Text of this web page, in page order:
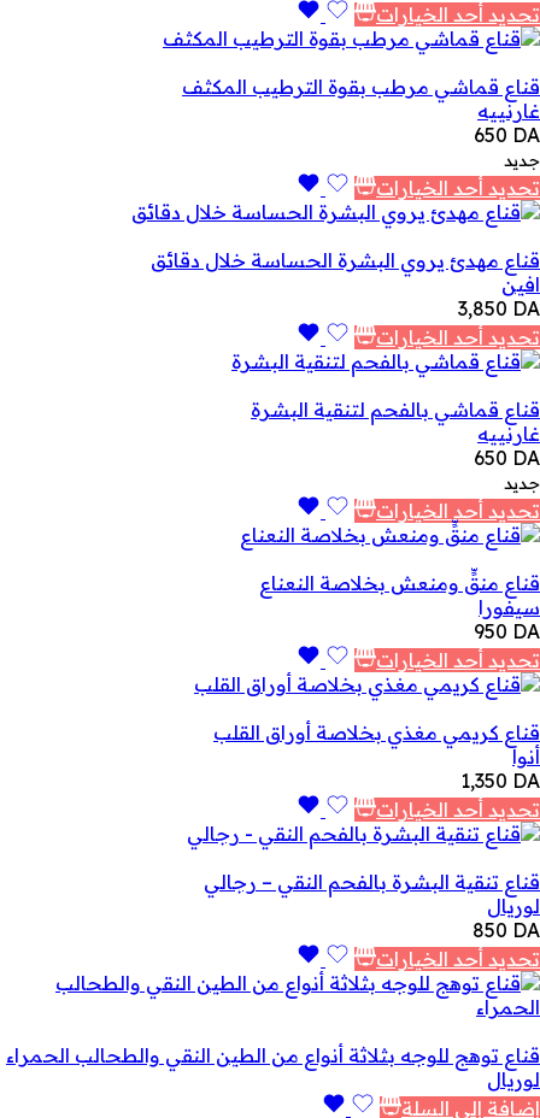
تحديد أحد الخيارات
قناع قماشي مرطب بقوة الترطيب المكثف
غارنييه
650 DA
جديد
تحديد أحد الخيارات
قناع مهدئ يروي البشرة الحساسة خلال دقائق
افين
3,850 DA
تحديد أحد الخيارات
قناع قماشي بالفحم لتنقية البشرة
غارنييه
650 DA
جديد
تحديد أحد الخيارات
قناع منقٍّ ومنعش بخلاصة النعناع
سيفورا
950 DA
تحديد أحد الخيارات
قناع كريمي مغذي بخلاصة أوراق القلب
أنوا
1,350 DA
تحديد أحد الخيارات
قناع تنقية البشرة بالفحم النقي – رجالي
لوريال
850 DA
تحديد أحد الخيارات
قناع توهج للوجه بثلاثة أنواع من الطين النقي والطحالب الحمراء
لوريال
إضافة إلى السلة